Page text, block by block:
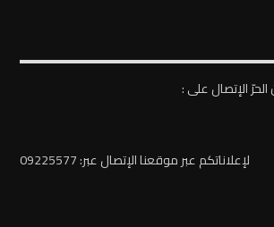
الحرّ الإتصال على :
لإعلاناتكم عبر موقعنا الإتصال عبر: 09225577